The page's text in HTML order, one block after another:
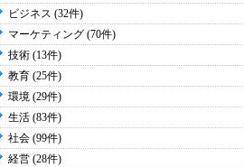
ビジネス (32件)
マーケティング (70件)
技術 (13件)
教育 (25件)
環境 (29件)
生活 (83件)
社会 (99件)
経営 (28件)